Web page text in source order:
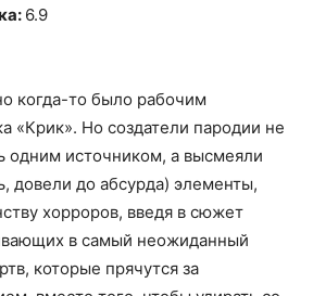
6.9
когда-то было рабочим
«Крик». Но создатели пародии не
одним источником, а высмеяли
довели до абсурда) элементы,
хорроров, введя в сюжет
в самый неожиданный
которые прячутся за